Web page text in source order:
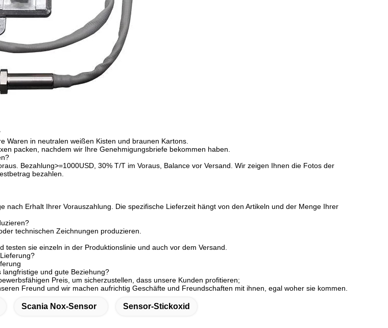
Waren in neutralen weißen Kisten und braunen Kartons.
packen, nachdem wir Ihre Genehmigungsbriefe bekommen haben.
Bezahlung>=1000USD, 30% T/T im Voraus, Balance vor Versand. Wir zeigen Ihnen die Fotos der
bezahlen.
nach Erhalt Ihrer Vorauszahlung. Die spezifische Lieferzeit hängt von den Artikeln und der Menge Ihrer
technischen Zeichnungen produzieren.
testen sie einzeln in der Produktionslinie und auch vor dem Versand.
und gute Beziehung?
Preis, um sicherzustellen, dass unsere Kunden profitieren;
Freund und wir machen aufrichtig Geschäfte und Freundschaften mit ihnen, egal woher sie kommen.
Scania Nox-Sensor Sensor-Stickoxid